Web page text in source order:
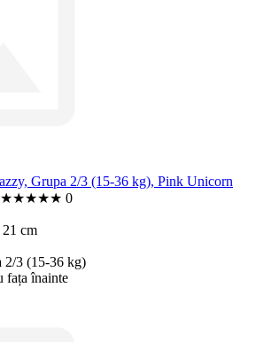
Grupa 2/3 (15-36 kg), Pink Unicorn
★★★★★ 0
cm
2/3 (15-36 kg)
fața înainte